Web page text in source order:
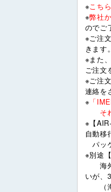
※こち
※弊社
のでご
※ご注
きます。
※また
ご注文
※ご注
連絡を
※ 「
それ
※【
自動移
パッ
※別途
海外
いが、
（海